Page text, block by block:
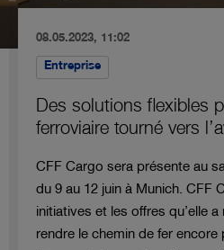
08.05.2023, 11:02
Entreprise
Des solutions flexibles
ferroviaire tourné vers
CFF Cargo sera présente au
du 9 au 12 juin à Munich. CFF
initiatives et les offres qu’elle
rendre le chemin de fer